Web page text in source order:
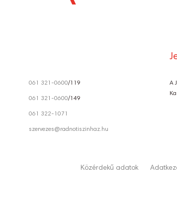
061 321-0600/119
061 321-0600/149
061 322-1071
szervezes@radnotiszinhaz.hu
A
Közérdekű adatok